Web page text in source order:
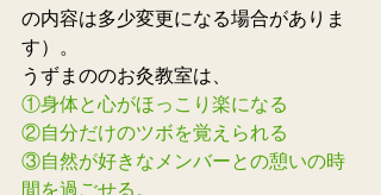
の内容は多少変更になる場合がありま
す）。
うずまののお灸教室は、
①身体と心がほっこり楽になる
②自分だけのツボを覚えられる
③自然が好きなメンバーとの憩いの時